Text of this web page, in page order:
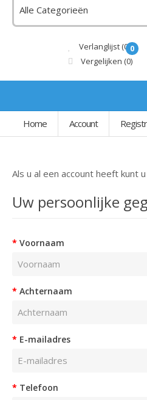
Verlanglijst (0)
Vergelijken (0)
0
Home Account
Als u al een account heeft kunt
Uw persoonlijke
Voornaam
Achternaam
E-mailadres
Telefoon